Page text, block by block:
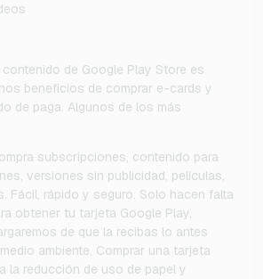
de Google Play Store es
beneficios de comprar e-cards y
de paga. Algunos de los más
subscripciones, contenido para
versiones sin publicidad, películas,
Fácil, rápido y seguro. Solo hacen falta
obtener tu tarjeta Google Play,
de que la recibas lo antes
ambiente. Comprar una tarjeta
la reducción de uso de papel y